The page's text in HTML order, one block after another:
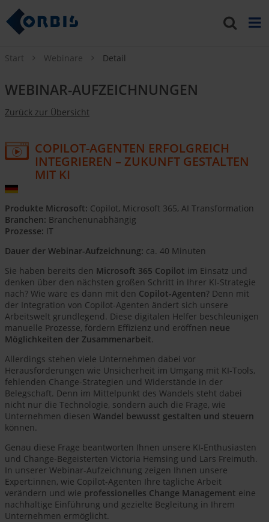
Start Webinare Detail
WEBINAR-AUFZEICHNUNGEN
Zurück zur Übersicht
COPILOT-AGENTEN ERFOLGREICH
INTEGRIEREN – ZUKUNFT GESTALTEN
MIT KI
Produkte Microsoft: Copilot, Microsoft 365, AI Transformation
Branchen: Branchenunabhängig
Prozesse: IT
Dauer der Webinar-Aufzeichnung: ca. 40 Minuten
Sie haben bereits den Microsoft 365 Copilot im Einsatz und
denken über den nächsten großen Schritt in Ihrer KI-Strategie
nach? Wie wäre es dann mit den Copilot-Agenten? Denn mit
der Integration von Copilot-Agenten ändert sich unsere
Arbeitswelt grundlegend. Diese digitalen Helfer beschleunigen
manuelle Prozesse, fördern Effizienz und eröffnen neue
Möglichkeiten der Zusammenarbeit.
Allerdings stehen viele Unternehmen dabei vor
Herausforderungen wie Unsicherheit im Umgang mit KI-Tools,
fehlenden Change-Strategien und Widerstände in der
Belegschaft. Denn im Mittelpunkt des Wandels steht dabei
nicht nur die Technologie, sondern auch die Frage, wie
Unternehmen diesen Wandel bewusst gestalten und steuern
können.
Genau diese Frage beantworten Ihnen unsere KI-Enthusiasten
und Change-Begeisterten Victoria Hemsing und Lars Freimuth.
In unserer Webinar-Aufzeichnung zeigen Ihnen unsere
Expert:innen, wie Copilot-Agenten Ihre tägliche Arbeit
verändern und wie professionelles Change Management eine
nachhaltige Einführung und gezielte Begleitung in Ihrem
Unternehmen ermöglicht.